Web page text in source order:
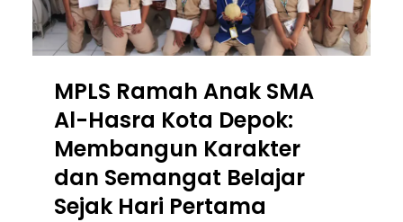
MPLS Ramah Anak SMA
Al-Hasra Kota Depok:
Membangun Karakter
dan Semangat Belajar
Sejak Hari Pertama